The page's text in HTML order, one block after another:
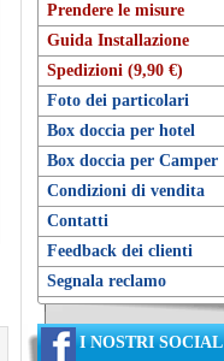
Prendere le misure
Guida Installazione
Spedizioni (9,90 €)
Foto dei particolari
Box doccia per hotel
Box doccia per Camper
Condizioni di vendita
Contatti
Feedback dei clienti
Segnala reclamo
I NOSTRI SOCIAL